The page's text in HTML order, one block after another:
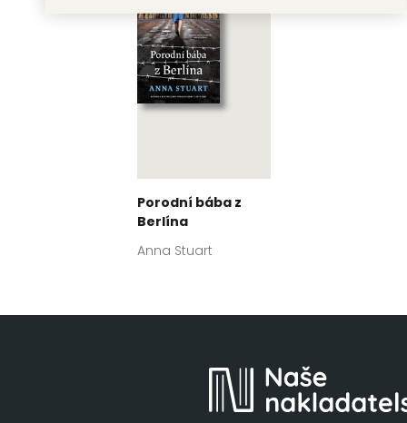
Porodní bába z
Berlína
Anna Stuart